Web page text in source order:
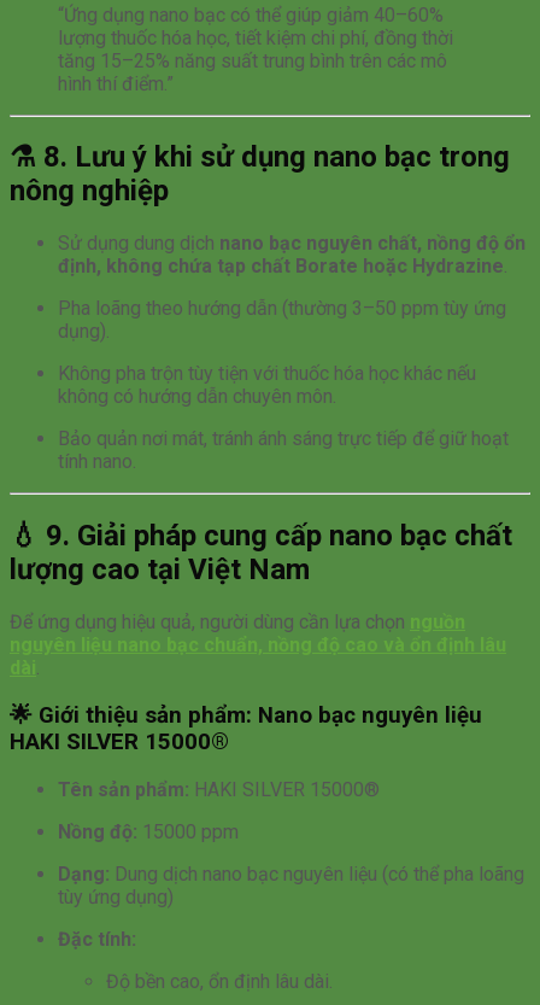
“Ứng dụng nano bạc có thể giúp giảm 40–60%
lượng thuốc hóa học, tiết kiệm chi phí, đồng thời
tăng 15–25% năng suất trung bình trên các mô
hình thí điểm.”
⚗️ 8. Lưu ý khi sử dụng nano bạc trong
nông nghiệp
Sử dụng dung dịch nano bạc nguyên chất, nồng độ ổn
định, không chứa tạp chất Borate hoặc Hydrazine.
Pha loãng theo hướng dẫn (thường 3–50 ppm tùy ứng
dụng).
Không pha trộn tùy tiện với thuốc hóa học khác nếu
không có hướng dẫn chuyên môn.
Bảo quản nơi mát, tránh ánh sáng trực tiếp để giữ hoạt
tính nano.
💧 9. Giải pháp cung cấp nano bạc chất
lượng cao tại Việt Nam
Để ứng dụng hiệu quả, người dùng cần lựa chọn nguồn
nguyên liệu nano bạc chuẩn, nồng độ cao và ổn định lâu
dài.
🌟 Giới thiệu sản phẩm: Nano bạc nguyên liệu
HAKI SILVER 15000®
Tên sản phẩm: HAKI SILVER 15000®
Nồng độ: 15000 ppm
Dạng: Dung dịch nano bạc nguyên liệu (có thể pha loãng
tùy ứng dụng)
Đặc tính:
Độ bền cao, ổn định lâu dài.